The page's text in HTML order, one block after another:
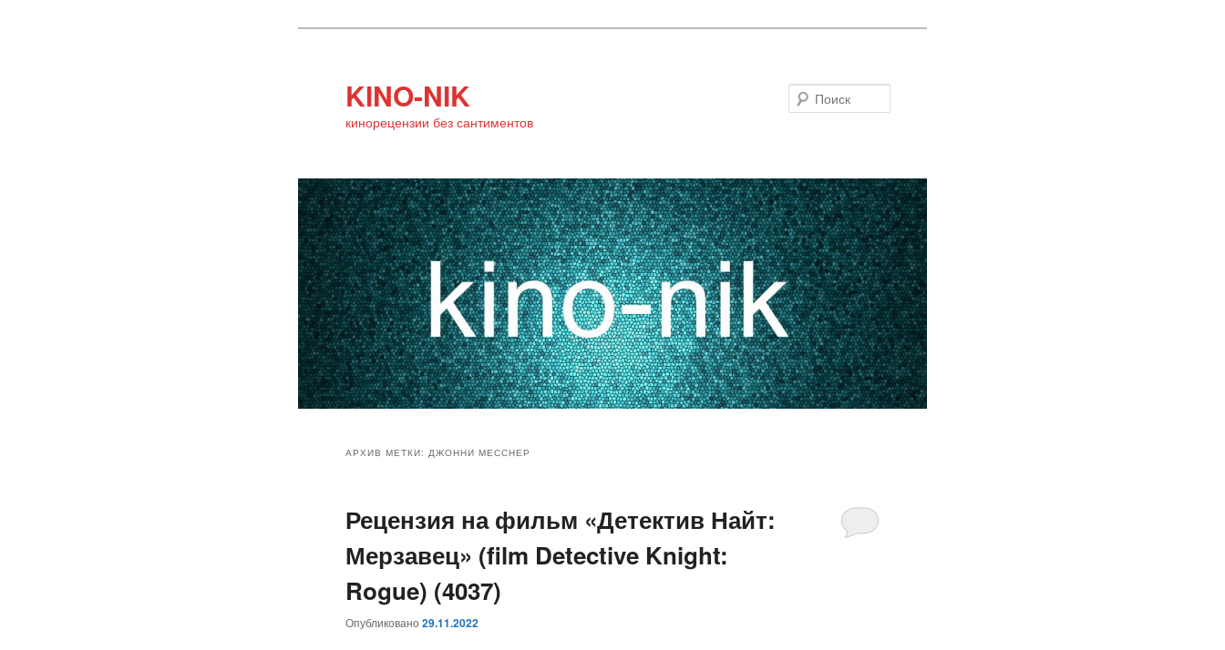
KINO-NIK
кинорецензии без сантиментов
основному
содержимому
дополнительному
содержимому
АРХИВ МЕТКИ: ДЖОННИ МЕССНЕР
Рецензия на фильм «Детектив Найт:
Мерзавец» (film Detective Knight:
Rogue) (4037)
Опубликовано29.11.2022